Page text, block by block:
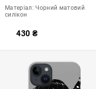
Матеріал: Чорний матовий
силікон
430 ₴